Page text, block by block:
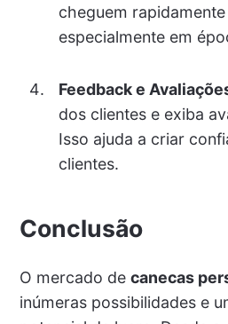
cheguem
especialmente em
Feedback e
dos clientes e exiba
Isso ajuda a criar
clientes.
Conclusão
O mercado de canecas
inúmeras possibilidades e